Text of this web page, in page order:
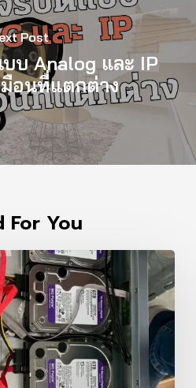
Post
บ Analog และ IP
อนที่แตกต่าง
For You